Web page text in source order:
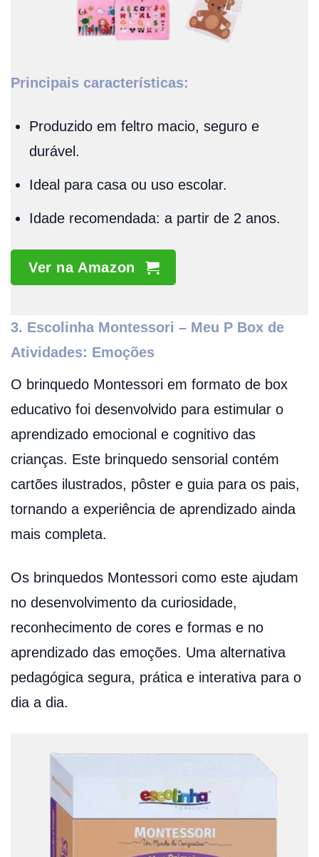
Principais características:
Produzido em feltro macio, seguro e
durável.
Ideal para casa ou uso escolar.
Idade recomendada: a partir de 2 anos.
Ver na Amazon
3. Escolinha Montessori – Meu P Box de
Atividades: Emoções
O brinquedo Montessori em formato de box
educativo foi desenvolvido para estimular o
aprendizado emocional e cognitivo das
crianças. Este brinquedo sensorial contém
cartões ilustrados, pôster e guia para os pais,
tornando a experiência de aprendizado ainda
mais completa.
Os brinquedos Montessori como este ajudam
no desenvolvimento da curiosidade,
reconhecimento de cores e formas e no
aprendizado das emoções. Uma alternativa
pedagógica segura, prática e interativa para o
dia a dia.